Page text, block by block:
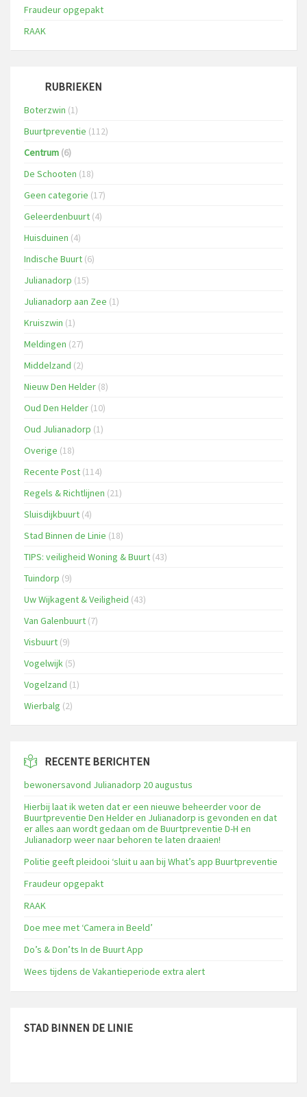
Fraudeur opgepakt
RAAK
RUBRIEKEN
Boterzwin (1)
Buurtpreventie (112)
Centrum (6)
De Schooten (18)
Geen categorie (17)
Geleerdenbuurt (4)
Huisduinen (4)
Indische Buurt (6)
Julianadorp (15)
Julianadorp aan Zee (1)
Kruiszwin (1)
Meldingen (27)
Middelzand (2)
Nieuw Den Helder (8)
Oud Den Helder (10)
Oud Julianadorp (1)
Overige (18)
Recente Post (114)
Regels & Richtlijnen (21)
Sluisdijkbuurt (4)
Stad Binnen de Linie (18)
TIPS: veiligheid Woning & Buurt (43)
Tuindorp (9)
Uw Wijkagent & Veiligheid (43)
Van Galenbuurt (7)
Visbuurt (9)
Vogelwijk (5)
Vogelzand (1)
Wierbalg (2)
RECENTE BERICHTEN
bewonersavond Julianadorp 20 augustus
Hierbij laat ik weten dat er een nieuwe beheerder voor de
Buurtpreventie Den Helder en Julianadorp is gevonden en dat
er alles aan wordt gedaan om de Buurtpreventie D-H en
Julianadorp weer naar behoren te laten draaien!
Politie geeft pleidooi ‘sluit u aan bij What’s app Buurtpreventie
Fraudeur opgepakt
RAAK
Doe mee met ‘Camera in Beeld’
Do’s & Don’ts In de Buurt App
Wees tijdens de Vakantieperiode extra alert
STAD BINNEN DE LINIE